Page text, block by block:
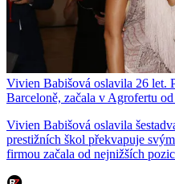
Vivien Babišová oslavila 26 let.
Barceloně, začala v Agrofertu
Vivien Babišová oslavila
prestižních škol překvapuje
firmou začala od nejnižších